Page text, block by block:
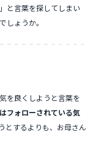
と言葉を探してしまい
しょうか。
を良くしようと言葉を
フォローされている気
とするよりも、お母さん